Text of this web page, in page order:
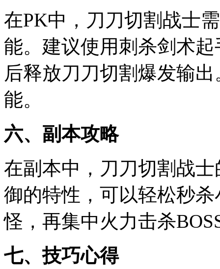
在PK中，刀刀切割战士
能。建议使用刺杀剑术
后释放刀刀切割爆发输
能。
六、副本攻略
在副本中，刀刀切割战
御的特性，可以轻松秒
怪，再集中火力击杀
七、技巧心得